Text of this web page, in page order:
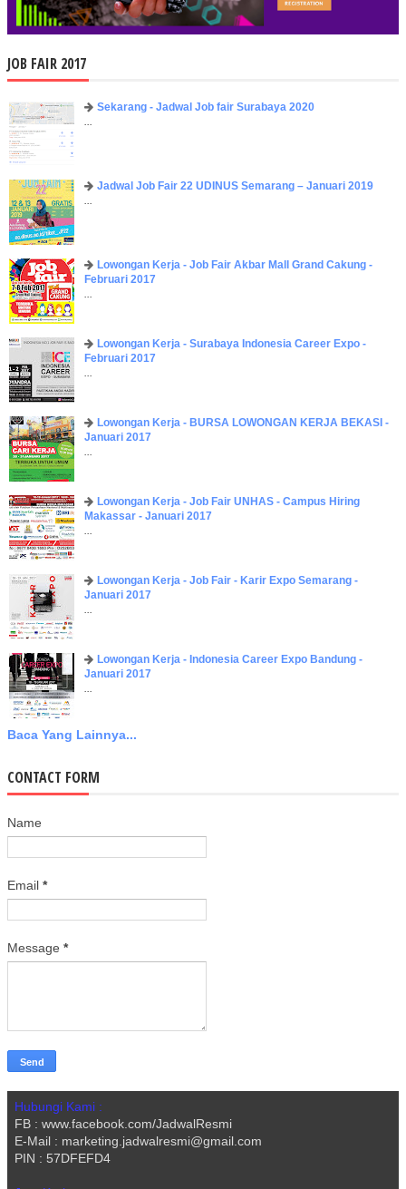
JOB FAIR 2017
Sekarang - Jadwal Job fair Surabaya 2020
Jadwal Job Fair 22 UDINUS Semarang – Januari 2019
Lowongan Kerja - Job Fair ​Akbar ​Mall Grand Cakung -
Februari 2017
Lowongan Kerja - Surabaya Indonesia Career Expo -
Februari 2017
Lowongan Kerja - BURSA LOWONGAN KERJA BEKASI -
Januari 2017
Lowongan Kerja - Job Fair UNHAS - Campus Hiring
Makassar - Januari 2017
Lowongan Kerja - Job Fair - Karir Expo Semarang -
Januari 2017
Lowongan Kerja - Indonesia Career Expo Bandung -
Januari 2017
Baca Yang Lainnya...
CONTACT FORM
Name
Email *
Message *
Hubungi Kami :
FB : www.facebook.com/JadwalResmi
E-Mail : marketing.jadwalresmi@gmail.com
PIN : 57DFEFD4